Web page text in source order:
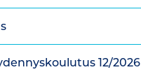
12/2026